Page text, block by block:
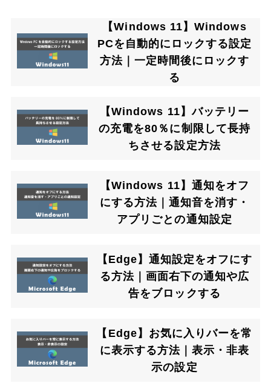
【Windows 11】Windows
PCを自動的にロックする設定
方法｜一定時間後にロックす
る
【Windows 11】バッテリー
の充電を80％に制限して長持
ちさせる設定方法
【Windows 11】通知をオフ
にする方法｜通知音を消す・
アプリごとの通知設定
【Edge】通知設定をオフにす
る方法｜画面右下の通知や広
告をブロックする
【Edge】お気に入りバーを常
に表示する方法｜表示・非表
示の設定